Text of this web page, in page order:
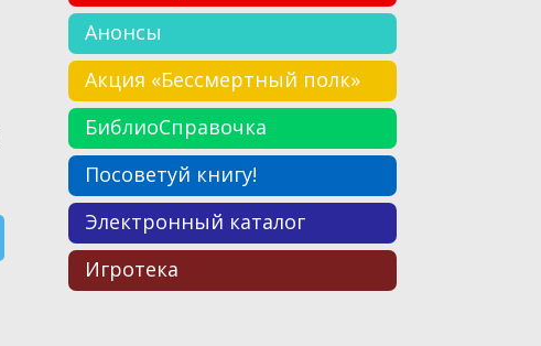
Анонсы
Акция «Бессмертный полк»
БиблиоСправочка
Посоветуй книгу!
Электронный каталог
Игротека